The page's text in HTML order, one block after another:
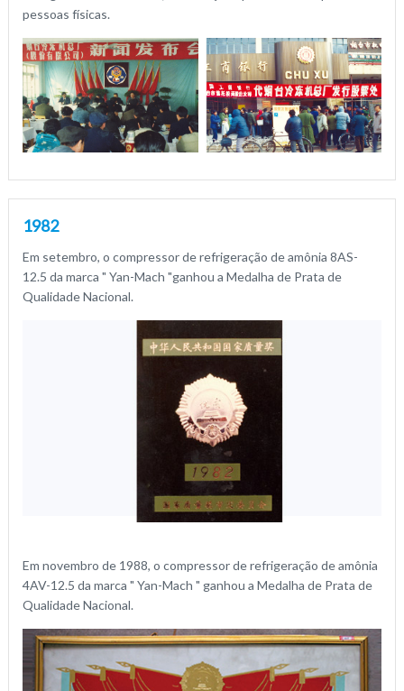
pessoas físicas.
1982
Em setembro, o compressor de refrigeração de amônia 8AS-
12.5 da marca " Yan-Mach "ganhou a Medalha de Prata de
Qualidade Nacional.
Em novembro de 1988, o compressor de refrigeração de amônia
4AV-12.5 da marca " Yan-Mach " ganhou a Medalha de Prata de
Qualidade Nacional.